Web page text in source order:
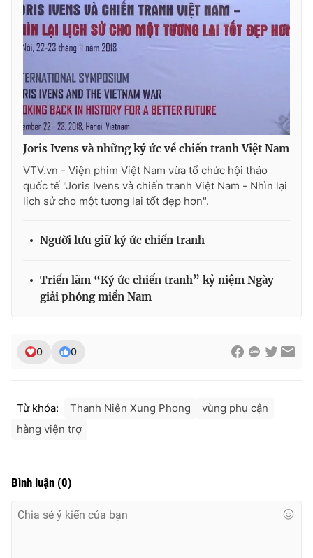
Theo dõi báo trên
Cơ quan chủ quản:Đài Truyền hình Việt Nam
Cơ quan báo chí:Thời báo VTV
Tổng Biên tập:Vũ Thanh Thủy
Nguyễn Trọng Ninh
Tổng đài VTV:024.38 355 931 - 024.38 355 932
Liên hệ quảng cáo:
Joris Ivens và những ký ức về chiến tranh Việt Nam
VTV.vn - Viện phim Việt Nam vừa tổ chức hội thảo
quốc tế "Joris Ivens và chiến tranh Việt Nam - Nhìn lại
lịch sử cho một tương lai tốt đẹp hơn".
Người lưu giữ ký ức chiến tranh
Triển lãm “Ký ức chiến tranh” kỷ niệm Ngày
giải phóng miền Nam
0 0
Từ khóa: Thanh Niên Xung Phong
vùng phụ cận
hàng viện trợ
Bình luận (0)